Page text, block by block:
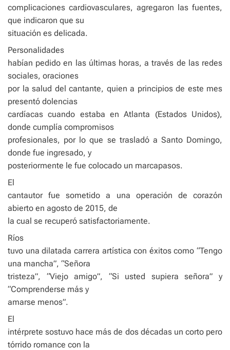
complicaciones cardiovasculares, agregaron las fuentes,
que indicaron que su
situación es delicada.
Personalidades
habían pedido en las últimas horas, a través de las redes
sociales, oraciones
por la salud del cantante, quien a principios de este mes
presentó dolencias
cardíacas cuando estaba en Atlanta (Estados Unidos),
donde cumplía compromisos
profesionales, por lo que se trasladó a Santo Domingo,
donde fue ingresado, y
posteriormente le fue colocado un marcapasos.
El
cantautor fue sometido a una operación de corazón
abierto en agosto de 2015, de
la cual se recuperó satisfactoriamente.
Ríos
tuvo una dilatada carrera artística con éxitos como “Tengo
una mancha”, “Señora
tristeza”, “Viejo amigo”, “Si usted supiera señora” y
“Comprenderse más y
amarse menos”.
El
intérprete sostuvo hace más de dos décadas un corto pero
tórrido romance con la